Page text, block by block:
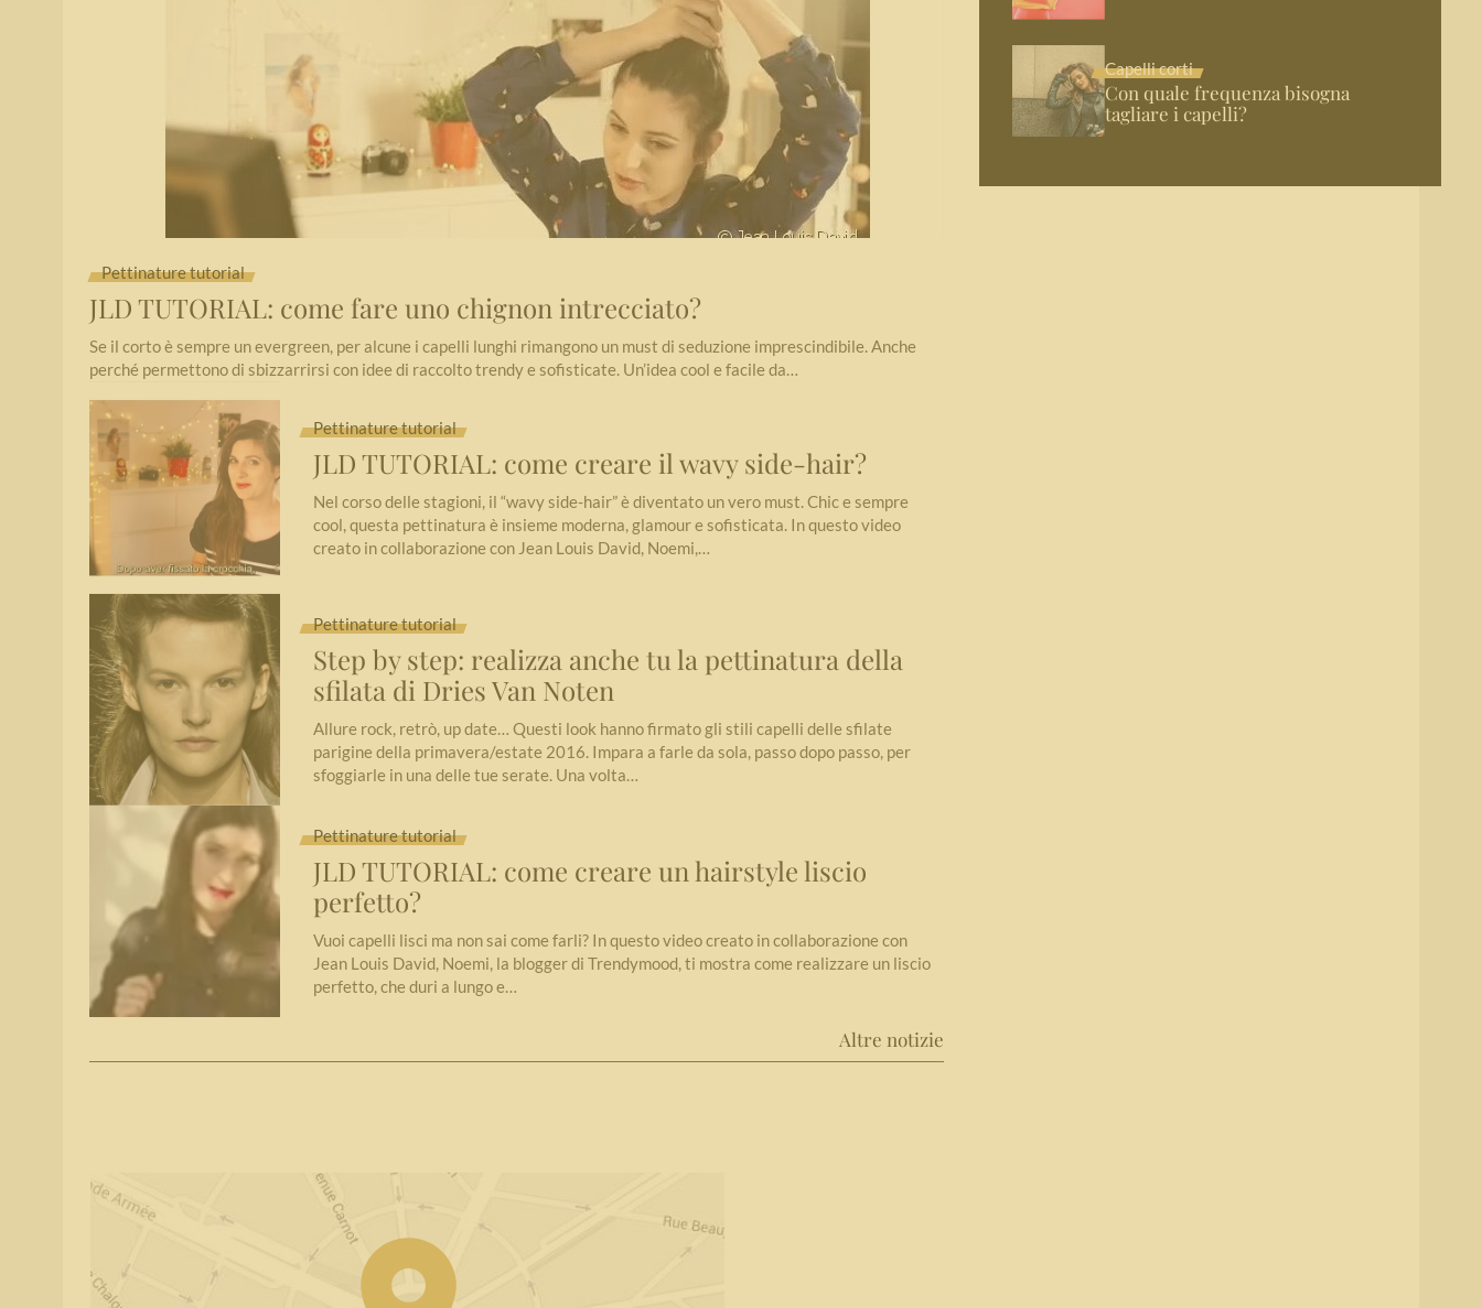
Pettinature tutorial
JLD TUTORIAL: come fare uno chignon intrecciato?
Se il corto è sempre un evergreen, per alcune i capelli lunghi rimangono un must di seduzione imprescindibile. Anche
perché permettono di sbizzarrirsi con idee di raccolto trendy e sofisticate. Un’idea cool e facile da…
Pettinature tutorial
JLD TUTORIAL: come creare il wavy side-hair?
Nel corso delle stagioni, il “wavy side-hair” è diventato un vero must. Chic e sempre
cool, questa pettinatura è insieme moderna, glamour e sofisticata. In questo video
creato in collaborazione con Jean Louis David, Noemi,…
Pettinature tutorial
Step by step: realizza anche tu la pettinatura della
sfilata di Dries Van Noten
Allure rock, retrò, up date… Questi look hanno firmato gli stili capelli delle sfilate
parigine della primavera/estate 2016. Impara a farle da sola, passo dopo passo, per
sfoggiarle in una delle tue serate. Una volta…
Pettinature tutorial
JLD TUTORIAL: come creare un hairstyle liscio
perfetto?
Vuoi capelli lisci ma non sai come farli? In questo video creato in collaborazione con
Jean Louis David, Noemi, la blogger di Trendymood, ti mostra come realizzare un liscio
perfetto, che duri a lungo e…
Altre notizie
Capelli corti
Con quale frequenza bisogna
tagliare i capelli?